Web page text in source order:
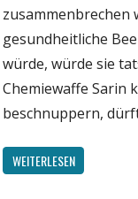
zusammenbrechen
gesundheitliche
würde, würde sie
Chemiewaffe Sarin
beschnuppern,
WEITERLESEN